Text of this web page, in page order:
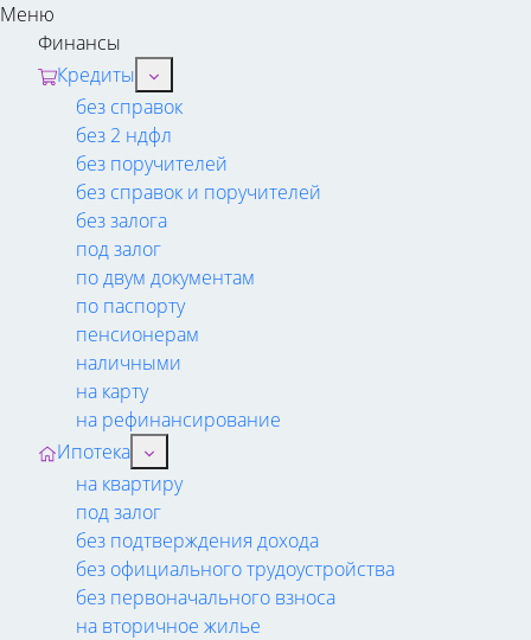
Меню
Финансы
Кредиты
без справок
без 2 ндфл
без поручителей
без справок и поручителей
без залога
под залог
по двум документам
по паспорту
пенсионерам
наличными
на карту
на рефинансирование
Ипотека
на квартиру
под залог
без подтверждения дохода
без официального трудоустройства
без первоначального взноса
на вторичное жилье